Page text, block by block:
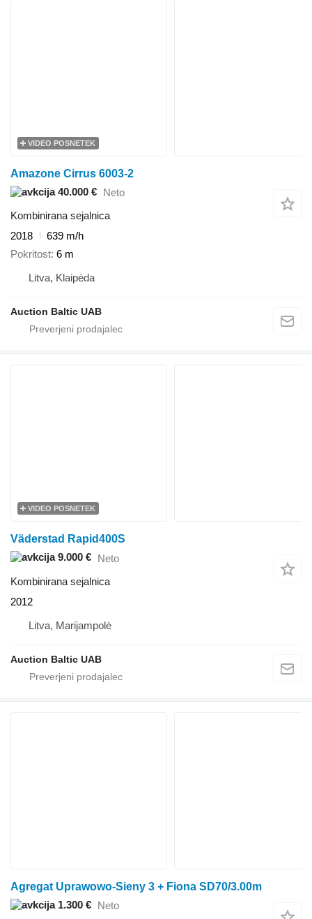
VIDEO POSNETEK
Amazone Cirrus 6003-2
40.000 €
Neto
Kombinirana sejalnica
2018
639 m/h
Pokritost 6 m
Litva, Klaipėda
Auction Baltic UAB
VIDEO POSNETEK
Väderstad Rapid400S
9.000 € Neto
Kombinirana sejalnica
2012
Litva, Marijampolė
Auction Baltic UAB
Agregat Uprawowo-Sieny 3 + Fiona SD70/3.00m
1.300 € Neto